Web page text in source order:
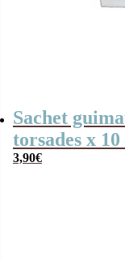
Sachet
torsades x 10
Bisounours
3,90€